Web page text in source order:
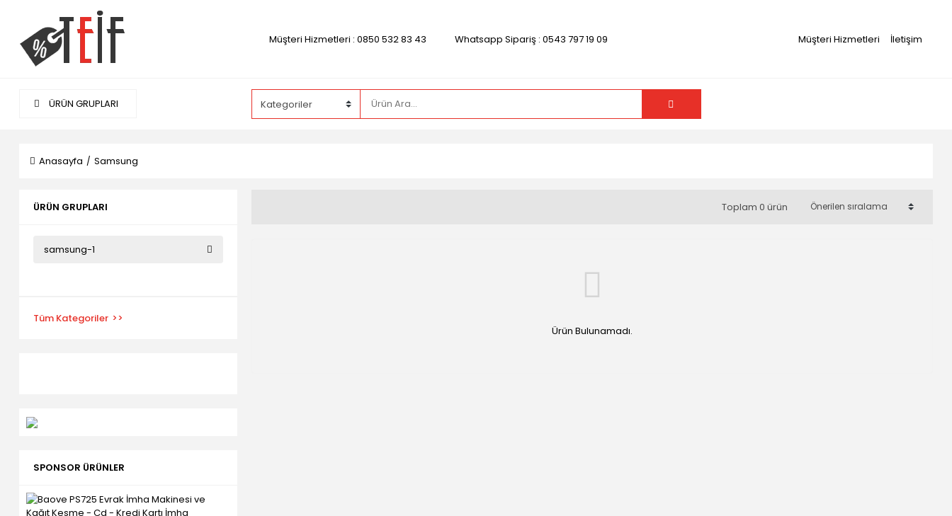
Müşteri Hizmetleri : 0850 532 83 43 Whatsapp Sipariş : 0543 797 19 09 Müşteri Hizmetleri İletişim
ÜRÜN GRUPLARI
Anasayfa Samsung
ÜRÜN GRUPLARI
samsung-1
Tüm Kategoriler
SPONSOR ÜRÜNLER
Toplam 0 ürün
Ürün Bulunamadı.